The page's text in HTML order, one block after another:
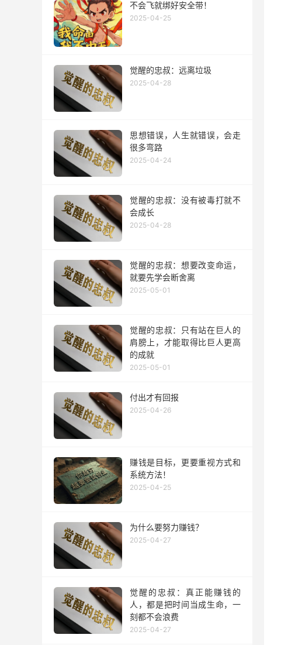
不会飞就绑好安全带！
2025-04-25
觉醒的忠叔：远离垃圾
2025-04-28
思想错误，人生就错误，会走
很多弯路
2025-04-24
觉醒的忠叔：没有被毒打就不
会成长
2025-04-28
觉醒的忠叔：想要改变命运，
就要先学会断舍离
2025-05-01
觉醒的忠叔：只有站在巨人的
肩膀上，才能取得比巨人更高
的成就
2025-05-01
付出才有回报
2025-04-26
赚钱是目标，更要重视方式和
系统方法！
2025-04-25
为什么要努力赚钱？
2025-04-27
觉醒的忠叔：真正能赚钱的
人，都是把时间当成生命，一
刻都不会浪费
2025-04-27